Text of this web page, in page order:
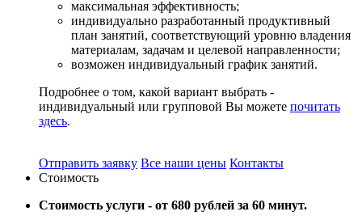
максимальная эффективность;
индивидуально разработанный продуктивный
план занятий, соответствующий уровню владения
материалам, задачам и целевой направленности;
возможен индивидуальный график занятий.
Подробнее о том, какой вариант выбрать -
индивидуальный или групповой Вы можете почитать
здесь.
Отправить заявку Все наши цены Контакты
Стоимость
Стоимость услуги - от 680 рублей за 60 минут.